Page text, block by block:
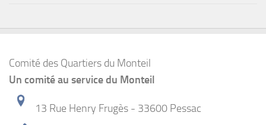
Comité des Quartiers du Monteil
Un comité au service du Monteil
13 Rue Henry Frugès - 33600 Pessac